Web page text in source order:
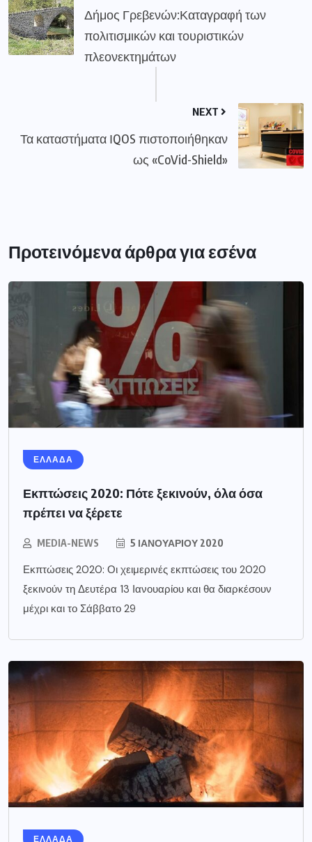
Δήμος Γρεβενών:Καταγραφή των
πολιτισμικών και τουριστικών
πλεονεκτημάτων
NEXT
Τα καταστήματα ΙQOS πιστοποιήθηκαν
ως «CoVid-Shield»
Προτεινόμενα άρθρα για εσένα
ΕΛΛΑΔΑ
Εκπτώσεις 2020: Πότε ξεκινούν, όλα όσα
πρέπει να ξέρετε
MEDIA-NEWS 5 ΙΑΝΟΥΑΡΊΟΥ 2020
Εκπτώσεις 2020: Οι χειμερινές εκπτώσεις του 2020
ξεκινούν τη Δευτέρα 13 Ιανουαρίου και θα διαρκέσουν
μέχρι και το Σάββατο 29
ΕΛΛΑΔΑ